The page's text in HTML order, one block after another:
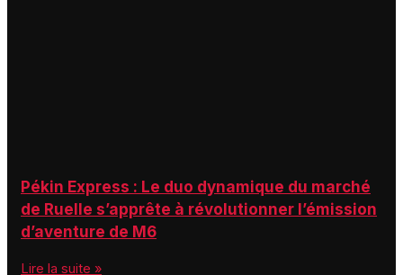
Pékin Express : Le duo dynamique du marché
de Ruelle s’apprête à révolutionner l’émission
d’aventure de M6
Lire la suite »